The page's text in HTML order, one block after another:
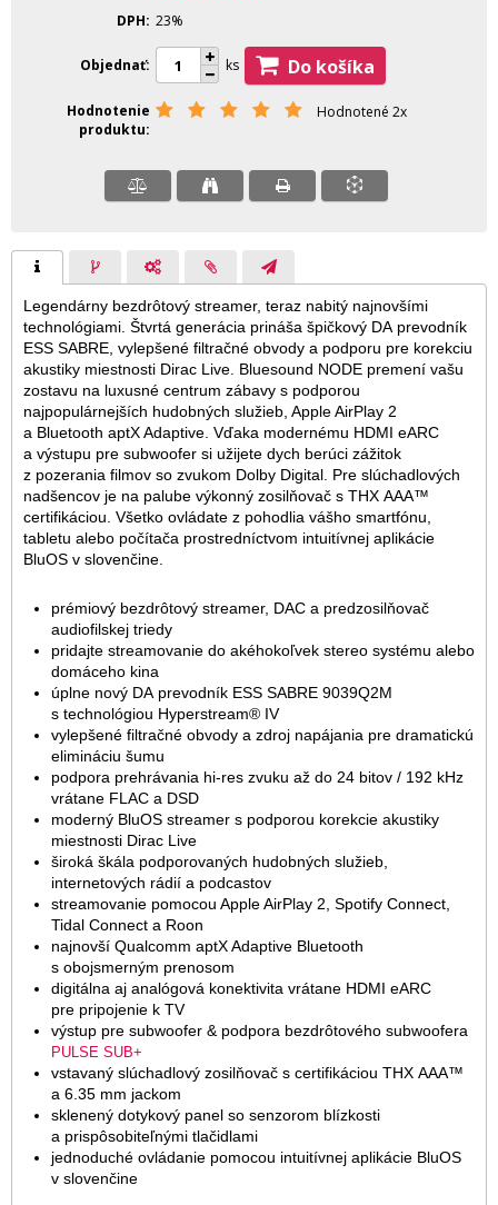
DPH 23%
Objednať ks Do košíka
Hodnotenie
produktu
Hodnotené 2x
Legendárny bezdrôtový streamer, teraz nabitý najnovšími
technológiami. Štvrtá generácia prináša špičkový DA prevodník
ESS SABRE, vylepšené filtračné obvody a podporu pre korekciu
akustiky miestnosti Dirac Live. Bluesound NODE premení vašu
zostavu na luxusné centrum zábavy s podporou
najpopulárnejších hudobných služieb, Apple AirPlay 2
a Bluetooth aptX Adaptive. Vďaka modernému HDMI eARC
a výstupu pre subwoofer si užijete dych berúci zážitok
z pozerania filmov so zvukom Dolby Digital. Pre slúchadlových
nadšencov je na palube výkonný zosilňovač s THX AAA™
certifikáciou. Všetko ovládate z pohodlia vášho smartfónu,
tabletu alebo počítača prostredníctvom intuitívnej aplikácie
BluOS v slovenčine.
prémiový bezdrôtový streamer, DAC a predzosilňovač
audiofilskej triedy
pridajte streamovanie do akéhokoľvek stereo systému alebo
domáceho kina
úplne nový DA prevodník ESS SABRE 9039Q2M
s technológiou Hyperstream® IV
vylepšené filtračné obvody a zdroj napájania pre dramatickú
elimináciu šumu
podpora prehrávania hi-res zvuku až do 24 bitov / 192 kHz
vrátane FLAC a DSD
moderný BluOS streamer s podporou korekcie akustiky
miestnosti Dirac Live
široká škála podporovaných hudobných služieb,
internetových rádií a podcastov
streamovanie pomocou Apple AirPlay 2, Spotify Connect,
Tidal Connect a Roon
najnovší Qualcomm aptX Adaptive Bluetooth
s obojsmerným prenosom
digitálna aj analógová konektivita vrátane HDMI eARC
pre pripojenie k TV
výstup pre subwoofer & podpora bezdrôtového subwoofera
PULSE SUB+
vstavaný slúchadlový zosilňovač s certifikáciou THX AAA™
a 6.35 mm jackom
sklenený dotykový panel so senzorom blízkosti
a prispôsobiteľnými tlačidlami
jednoduché ovládanie pomocou intuitívnej aplikácie BluOS
v slovenčine